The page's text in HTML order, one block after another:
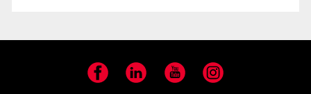
Facebook LinkedIn YouTube Instagram